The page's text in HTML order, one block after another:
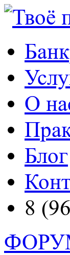
О
Блог
8